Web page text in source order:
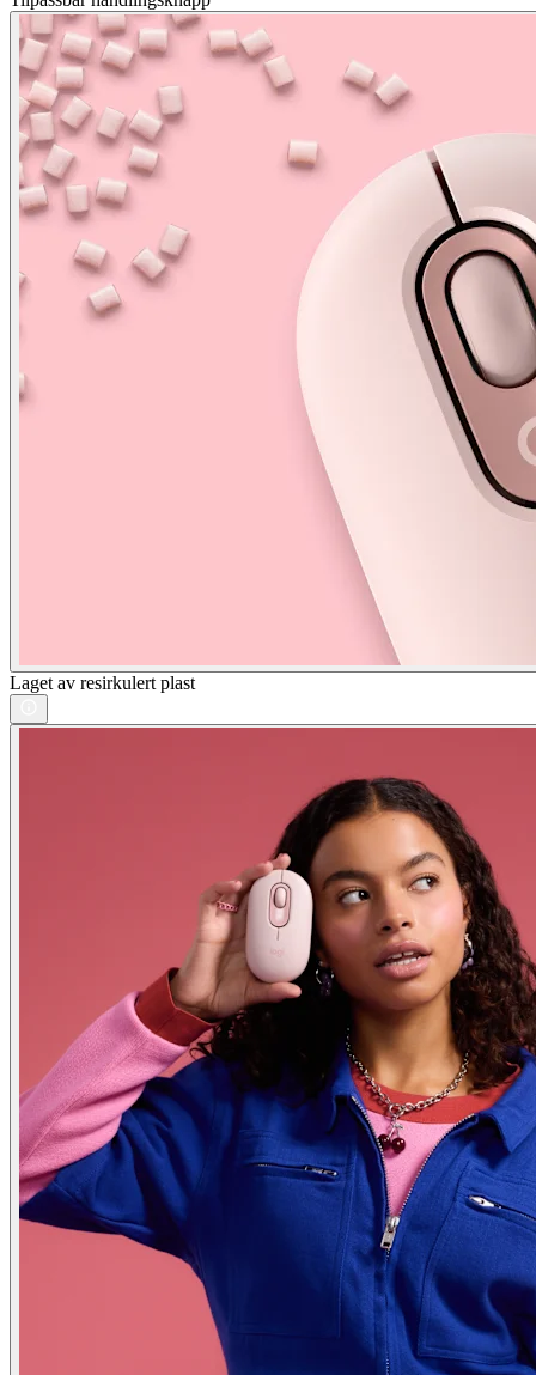
Laget av resirkulert plast